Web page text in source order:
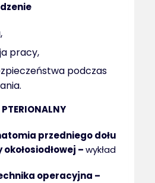
pracy,
podczas
przedniego dołu
–wykład
operacyjna –